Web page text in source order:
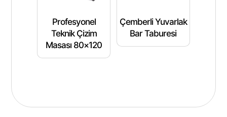
Profesyonel
Teknik Çizim
Masası 80×120
Çemberli Yuvarlak
Bar Taburesi